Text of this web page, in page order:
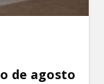
de agosto